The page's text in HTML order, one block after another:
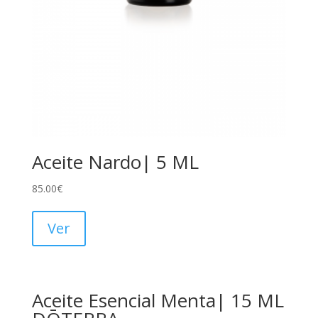
Aceite Nardo| 5 ML
85.00€
Ver
Aceite Esencial Menta| 15 ML